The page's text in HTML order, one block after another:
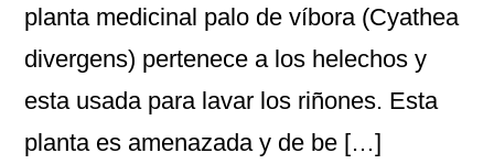
planta medicinal palo de víbora (Cyathea
divergens) pertenece a los helechos y
esta usada para lavar los riñones. Esta
planta es amenazada y de be […]